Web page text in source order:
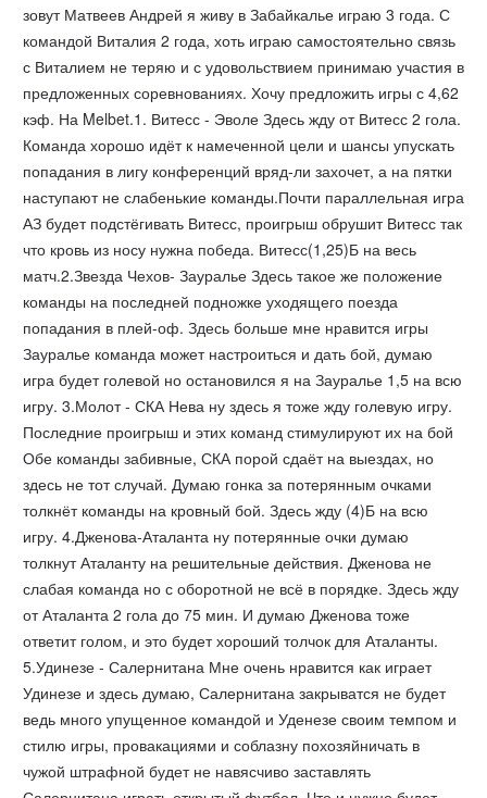
зовут Матвеев Андрей я живу в Забайкалье играю 3 года. С
командой Виталия 2 года, хоть играю самостоятельно связь
с Виталием не теряю и с удовольствием принимаю участия в
предложенных соревнованиях. Хочу предложить игры с 4,62
кэф. На Melbet.1. Витесс - Эволе Здесь жду от Витесс 2 гола.
Команда хорошо идёт к намеченной цели и шансы упускать
попадания в лигу конференций вряд-ли захочет, а на пятки
наступают не слабенькие команды.Почти параллельная игра
АЗ будет подстёгивать Витесс, проигрыш обрушит Витесс так
что кровь из носу нужна победа. Витесс(1,25)Б на весь
матч.2.Звезда Чехов- Зауралье Здесь такое же положение
команды на последней подножке уходящего поезда
попадания в плей-оф. Здесь больше мне нравится игры
Зауралье команда может настроиться и дать бой, думаю
игра будет голевой но остановился я на Зауралье 1,5 на всю
игру. 3.Молот - СКА Нева ну здесь я тоже жду голевую игру.
Последние проигрыш и этих команд стимулируют их на бой
Обе команды забивные, СКА порой сдаёт на выездах, но
здесь не тот случай. Думаю гонка за потерянным очками
толкнёт команды на кровный бой. Здесь жду (4)Б на всю
игру. 4.Дженова-Аталанта ну потерянные очки думаю
толкнут Аталанту на решительные действия. Дженова не
слабая команда но с оборотной не всё в порядке. Здесь жду
от Аталанта 2 гола до 75 мин. И думаю Дженова тоже
ответит голом, и это будет хороший толчок для Аталанты.
5.Удинезе - Салернитана Мне очень нравится как играет
Удинезе и здесь думаю, Салернитана закрыватся не будет
ведь много упущенное командой и Уденезе своим темпом и
стилю игры, провакациями и соблазну похозяйничать в
чужой штрафной будет не навясчиво заставлять